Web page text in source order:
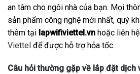
an tâm cho ngôi nhà của bạn. Mọi
sản phẩm công nghệ mới nhất, quý
thêm tại lapwifiviettel.vn hoặc liên
Viettel để được hỗ trợ hỏa tốc.
Câu hỏi thường gặp về lắp đặt dịch